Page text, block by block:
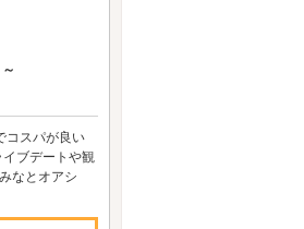
コスパが良い
ブデートや観
なとオアシ